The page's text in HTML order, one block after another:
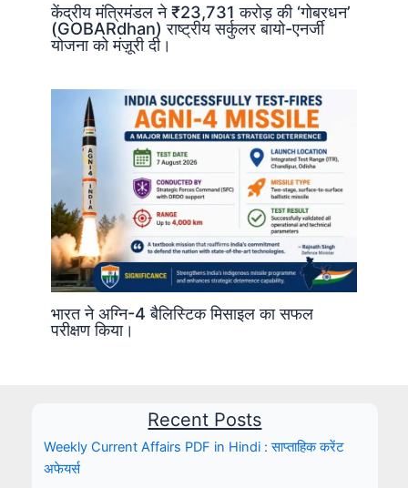
केंद्रीय मंत्रिमंडल ने ₹23,731 करोड़ की ‘गोबरधन’
(GOBARdhan) राष्ट्रीय सर्कुलर बायो-एनर्जी
योजना को मंज़ूरी दी।
भारत ने अग्नि-4 बैलिस्टिक मिसाइल का सफल
परीक्षण किया।
Recent Posts
Weekly Current Affairs PDF in Hindi : साप्ताहिक करेंट
अफेयर्स